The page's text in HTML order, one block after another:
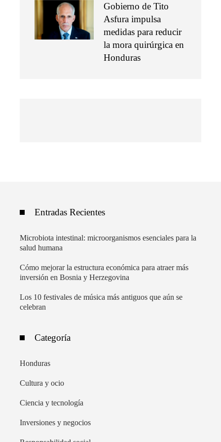
Gobierno de Tito
Asfura impulsa
medidas para reducir
la mora quirúrgica en
Honduras
Entradas Recientes
Microbiota intestinal: microorganismos esenciales para la
salud humana
Cómo mejorar la estructura económica para atraer más
inversión en Bosnia y Herzegovina
Los 10 festivales de música más antiguos que aún se
celebran
Categoría
Honduras
Cultura y ocio
Ciencia y tecnología
Inversiones y negocios